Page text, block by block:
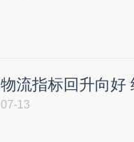
物流指标回升向好
07-13